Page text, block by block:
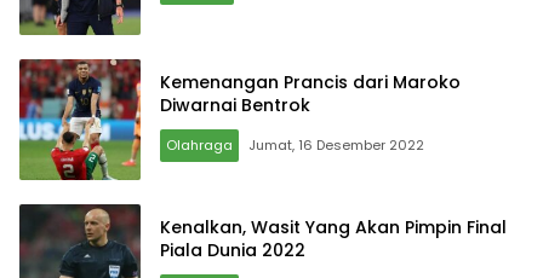
Kemenangan Prancis dari Maroko
Diwarnai Bentrok
Olahraga Jumat, 16 Desember 2022
Kenalkan, Wasit Yang Akan Pimpin Final
Piala Dunia 2022